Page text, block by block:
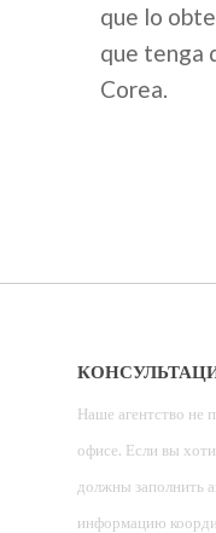
que lo
que tenga
Corea.
Наше агентство не
офисе. Если вы
должны заполнить
информацию